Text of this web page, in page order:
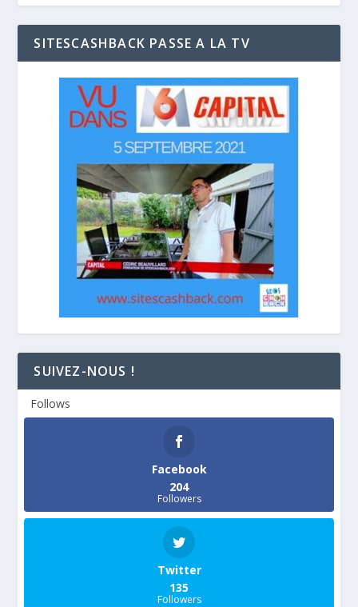
SITESCASHBACK PASSE A LA TV
SUIVEZ-NOUS !
Follows
Facebook
204
Followers
Twitter
135
Followers